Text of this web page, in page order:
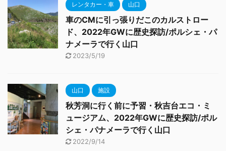
レンタカー・車 山口
車のCMに引っ張りだこのカルストロー
ド、2022年GWに歴史探訪/ポルシェ・パ
ナメーラで行く山口
2023/5/19
山口 施設
秋芳洞に行く前に予習・秋吉台エコ・ミ
ュージアム、2022年GWに歴史探訪/ポル
シェ・パナメーラで行く山口
2022/9/14